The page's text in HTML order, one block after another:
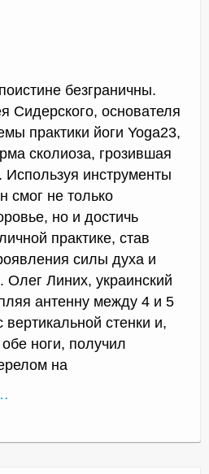
безграничны.
Сидерского, основателя
практики йоги Yoga23,
сколиоза, грозившая
Используя инструменты
смог не только
но и достичь
практике, став
силы духа и
Олег Линих, украинский
антенну между 4 и 5
стенки и,
ноги, получил
на